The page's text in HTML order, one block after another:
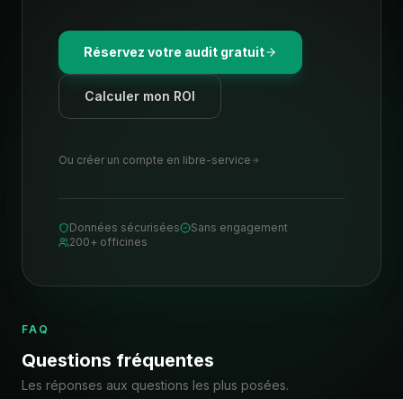
Réservez votre audit gratuit
Calculer mon ROI
Ou créer un compte en libre-service
Données sécurisées
Sans engagement
200+ officines
FAQ
Questions fréquentes
Les réponses aux questions les plus posées.